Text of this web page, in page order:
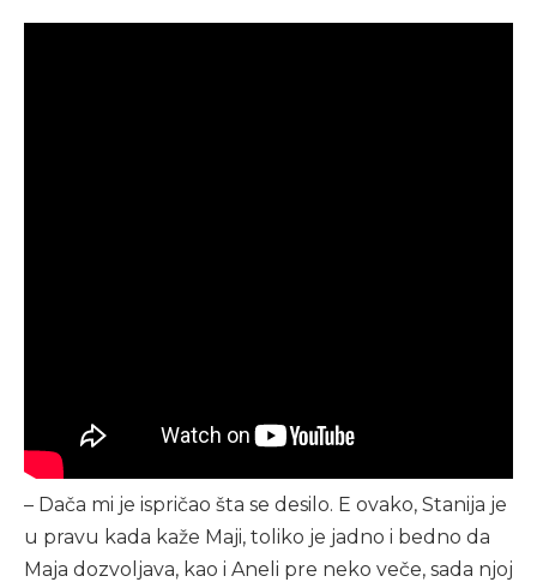
– Dača mi je ispričao šta se desilo. E ovako, Stanija je
u pravu kada kaže Maji, toliko je jadno i bedno da
Maja dozvoljava, kao i Aneli pre neko veče, sada njoj